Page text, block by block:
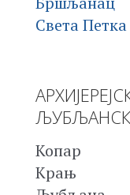
Света Петка
Копар
Крањ